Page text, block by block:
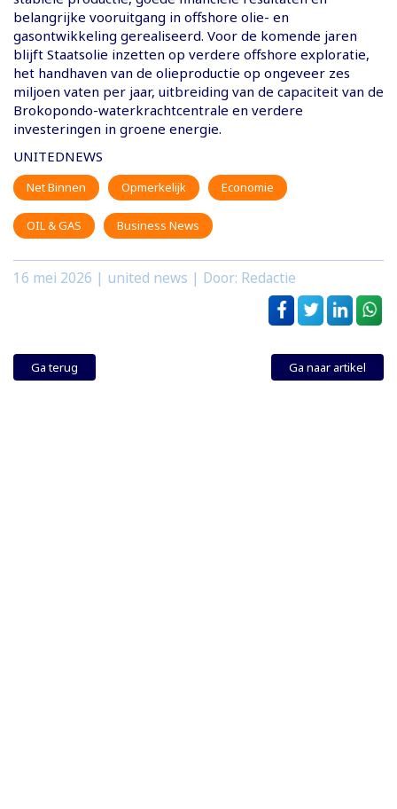
belangrijke vooruitgang in offshore olie- en
gasontwikkeling gerealiseerd. Voor de komende jaren
blijft Staatsolie inzetten op verdere offshore exploratie,
het handhaven van de olieproductie op ongeveer zes
miljoen vaten per jaar, uitbreiding van de capaciteit van de
Brokopondo-waterkrachtcentrale en verdere
investeringen in groene energie.
UNITEDNEWS
Net Binnen Opmerkelijk Economie
OIL & GAS Business News
16 mei 2026 | united news | Door: Redactie
Ga terug Ga naar artikel